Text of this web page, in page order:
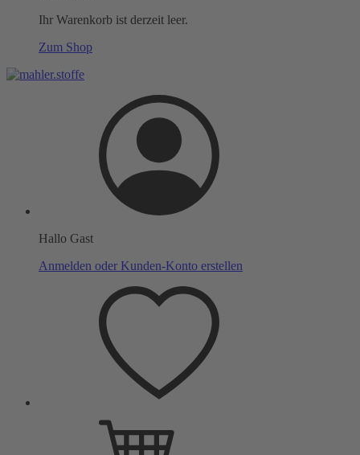
Ihr Warenkorb ist derzeit leer.
Zum Shop
Hallo Gast
Anmelden oder Kunden-Konto erstellen